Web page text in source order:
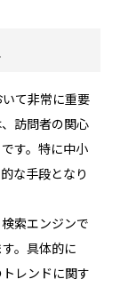
て非常に重要
訪問者の関心
す。特に中小
な手段となり
索エンジンで
。具体的に
レンドに関す